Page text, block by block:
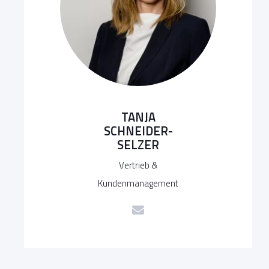
TANJA
SCHNEIDER-
SELZER
Vertrieb &
Kundenmanagement